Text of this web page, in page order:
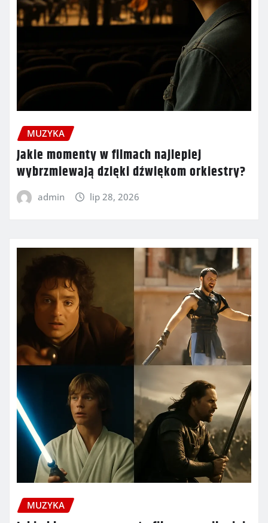
MUZYKA
Jakie momenty w filmach najlepiej
wybrzmiewają dzięki dźwiękom orkiestry?
admin lip 28, 2026
MUZYKA